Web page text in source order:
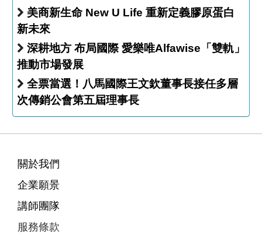
美商新生命 New U Life 重新定義膠原蛋白
新未來
深耕地方 布局國際 愛樂唯Alfawise「雙軌」
推動市場發展
全票當選！八馬國際王文欽董事長接任多層
次傳銷公會第五屆理事長
關於我們
企業願景
講師團隊
服務條款